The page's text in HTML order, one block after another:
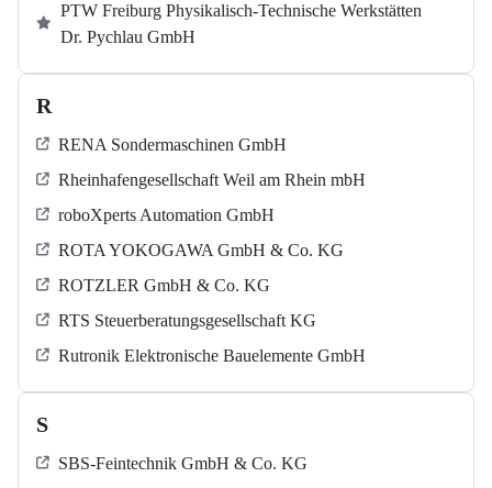
PTW Freiburg Physikalisch-Technische Werkstätten
Dr. Pychlau GmbH
R
RENA Sondermaschinen GmbH
Rheinhafengesellschaft Weil am Rhein mbH
roboXperts Automation GmbH
ROTA YOKOGAWA GmbH & Co. KG
ROTZLER GmbH & Co. KG
RTS Steuerberatungsgesellschaft KG
Rutronik Elektronische Bauelemente GmbH
S
SBS-Feintechnik GmbH & Co. KG